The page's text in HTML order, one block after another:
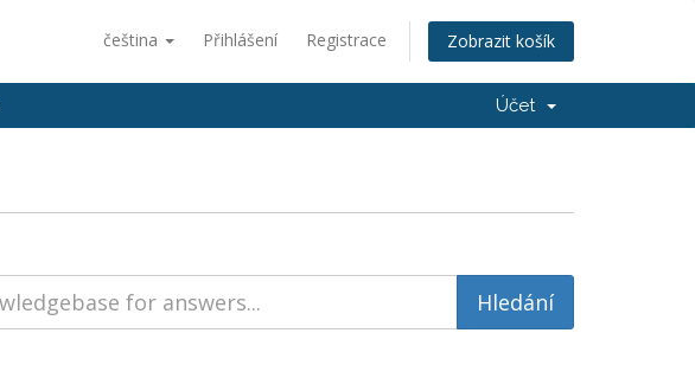
čeština Přihlášení Registrace Zobrazit košík
Účet